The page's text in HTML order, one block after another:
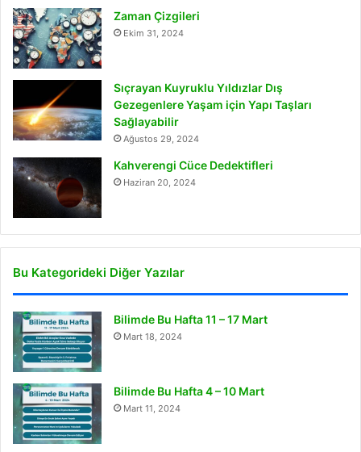
Zaman Çizgileri
Ekim 31, 2024
Sıçrayan Kuyruklu Yıldızlar Dış
Gezegenlere Yaşam için Yapı Taşları
Sağlayabilir
Ağustos 29, 2024
Kahverengi Cüce Dedektifleri
Haziran 20, 2024
Bu Kategorideki Diğer Yazılar
Bilimde Bu Hafta 11 – 17 Mart
Mart 18, 2024
Bilimde Bu Hafta 4 – 10 Mart
Mart 11, 2024